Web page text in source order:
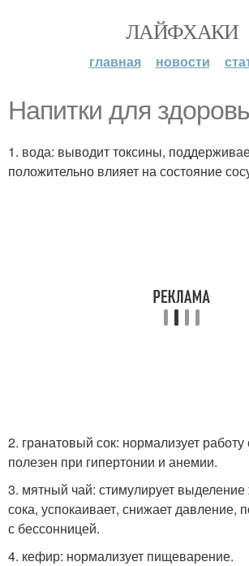
ЛАЙФХАКИ
главная новости
Напитки для
1. вода: выводит токсины,
положительно влияет на состояние
2. гранатовый сок: нормализует
полезен при гипертонии и анемии.
3. мятный чай: стимулирует выделение
сока, успокаивает, снижает давление,
с бессонницей.
4. кефир: нормализует пищеварение.